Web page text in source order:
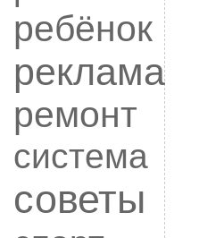
ребёнок
реклама
ремонт
система
советы